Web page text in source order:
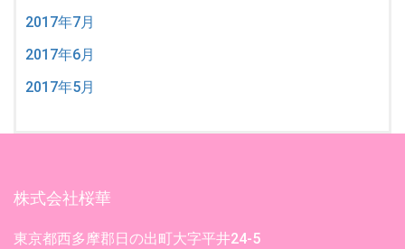
2017年7月
2017年6月
2017年5月
株式会社桜華
東京都西多摩郡日の出町大字平井24-5